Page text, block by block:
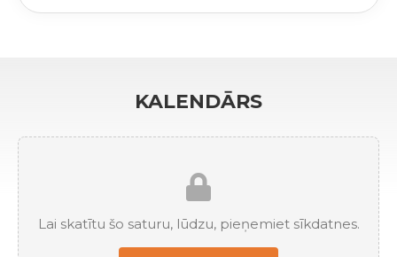
KALENDĀRS
Lai skatītu šo saturu, lūdzu, pieņemiet sīkdatnes.